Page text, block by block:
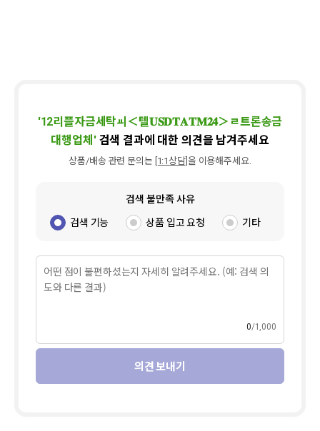
'12리플자금세탁ㆉ＜텔𝐔𝐒𝐃𝐓𝐀𝐓𝐌𝟐𝟒＞ㄹ트론송금
대행업체 '검색 결과에 대한 의견을 남겨주세요
상품/배송 관련 문의는 [1:1상담] 을 이용해주세요.
검색 불만족 사유
검색 기능 상품 입고 요청 기타
0 1,000
의견 보내기